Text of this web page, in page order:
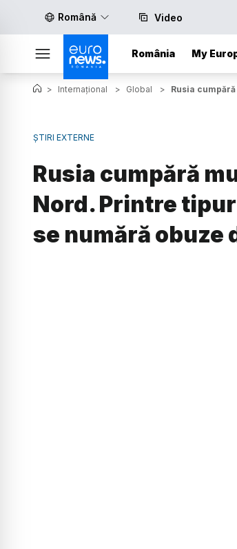
Română Video
România My
> Internațional > Global > Rusia
ȘTIRI EXTERNE
Rusia cumpără
Nord. Printre
se numără obuze